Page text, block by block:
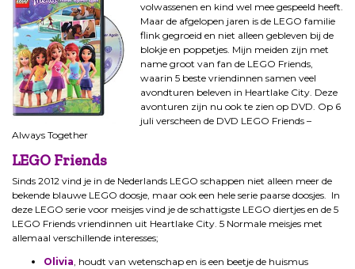
volwassenen en kind wel mee gespeeld heeft.
Maar de afgelopen jaren is de LEGO familie
flink gegroeid en niet alleen gebleven bij de
blokje en poppetjes. Mijn meiden zijn met
name groot van fan de LEGO Friends,
waarin 5 beste vriendinnen samen veel
avondturen beleven in Heartlake City. Deze
avonturen zijn nu ook te zien op DVD. Op 6
juli verscheen de DVD LEGO Friends –
Always Together
LEGO Friends
Sinds 2012 vind je in de Nederlands LEGO schappen niet alleen meer de
bekende blauwe LEGO doosje, maar ook een hele serie paarse doosjes. In
deze LEGO serie voor meisjes vind je de schattigste LEGO diertjes en de 5
LEGO Friends vriendinnen uit Heartlake City. 5 Normale meisjes met
allemaal verschillende interesses;
Olivia, houdt van wetenschap en is een beetje de huismus